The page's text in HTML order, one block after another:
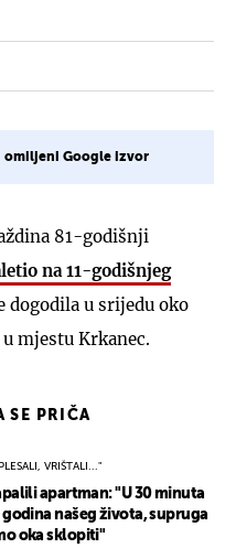
omiljeni Google izvor
81-godišnji
na 11-godišnjeg
dogodila u srijedu oko
mjestu Krkanec.
SE PRIČA
VRIŠTALI..."
apartman: "U 30 minuta
našeg života, supruga
oka sklopiti"